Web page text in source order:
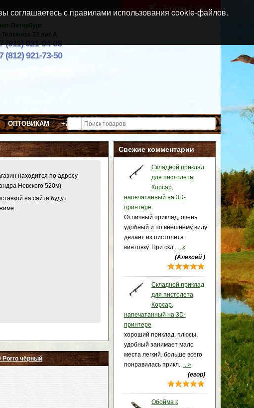
Петербург
Тележная 37 лит А
(911) 021-04-08
(812) 921-73-50
Товаров: 0 (0 p )
ОПТОВИКАМ +7 (911) 021-04-08
Свежие комментарии
Складной приклад
для пистолета
Корсар,
напечатанный на 3D-
принтере
Отличный приклад, очень
удобный и по внешнему виду
делает из пистолета
винтовку. При скл.. ...»
(Алексей )
Складной приклад
для пистолета
Корсар,
напечатанный на 3D-
принтере
хороший приклад. плюсы.
удобный занимает мало
места легкий. больше всего
понравилась прикл.. ...»
(егор)
Обойма к
находится по адресу
Невского 520м)
на сайте будут
Porro чёрный
соглашаетесь с правилами использования cookie-файлов.